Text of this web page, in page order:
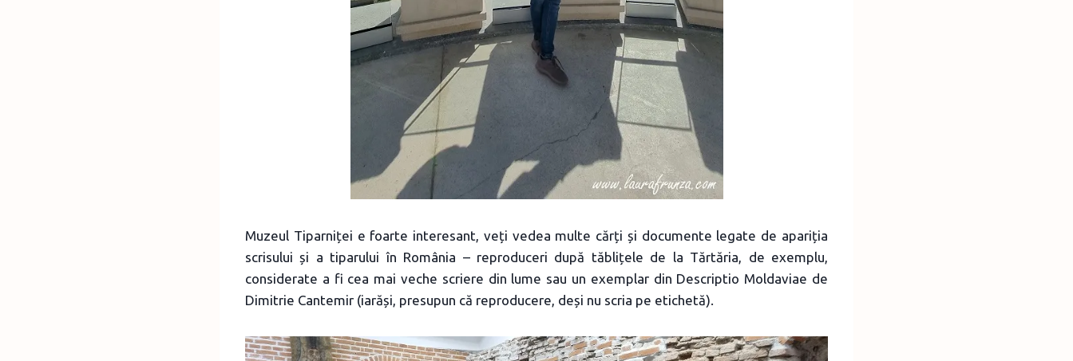
Muzeul Tiparniței e foarte interesant, veți vedea multe cărți și documente legate de apariția
scrisului și a tiparului în România – reproduceri după tăblițele de la Tărtăria, de exemplu,
considerate a fi cea mai veche scriere din lume sau un exemplar din Descriptio Moldaviae de
Dimitrie Cantemir (iarăși, presupun că reproducere, deși nu scria pe etichetă).